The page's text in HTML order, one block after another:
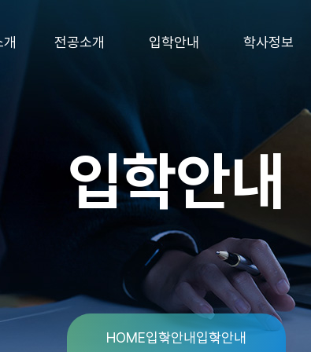
전공소개 입학안내 학사정보
입학안내
HOME입학안내입학안내